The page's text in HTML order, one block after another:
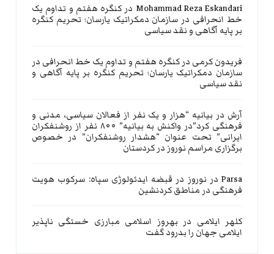
Mohammad Reza Eskandari در کنگره هفتم و تداوم یک
خط انحرافی در سازمان دمکراتیک یارسان؛ تحریم کنگره
بر پایه آگاهی و نقد سیاسی
فریدون کرمی درکنگره هفتم و تداوم یک خط انحرافی در
سازمان دمکراتیک یارسان؛ تحریم کنگره بر پایه آگاهی و
نقد سیاسی
آرش در بیانیه “هزار و یک نفر از فعالان سیاسی، مدنی و
فرهنگی کرد”در واکنش به بیانیه” ۸۰۰ نفر از روشنفکران
ایرانی” تحت عنوان “هشدار روشنفکران” در خصوص
برگزاری مراسم نوروز در کردستان
Parsa در نوروز در قبضه ایدئولوژی سپاه: سرکوب هویت
فرهنگی در مناطق کردنشین
کلهر ایلامی در بهروز اسلامی مبارزی خستگی ناپذیر
ایلامی جهان را بدرود گفت